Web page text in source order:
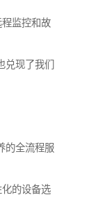
监控和故
现了我们
的全流程服
的设备选